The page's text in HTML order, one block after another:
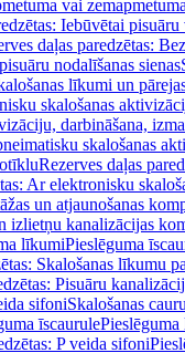
vai
Iebūvētai pisuāru
daļas paredzētas:
nodalīšanas sienas
līkumi un
skalošanas
darbināšana,
skalošanas
Rezerves daļas
Ar elektronisku
un atjaunošanas
izlietņu kanalizācijas
līkumiPieslēguma
Skalošanas līkumu
Pisuāru
sifoniSkalošanas
īscaurule
P veida sifoni